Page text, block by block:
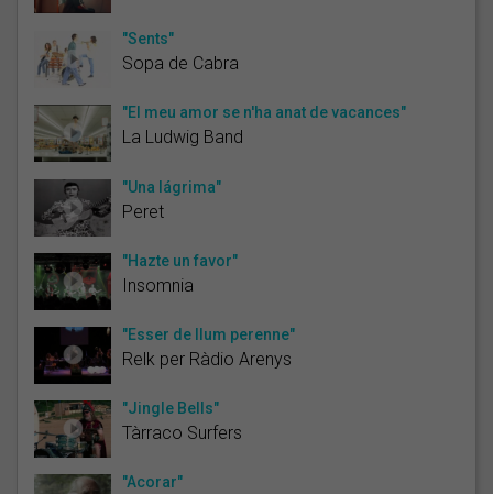
"Sents"
Sopa de Cabra
"El meu amor se n'ha anat de vacances"
La Ludwig Band
"Una lágrima"
Peret
"Hazte un favor"
Insomnia
"Esser de llum perenne"
Relk per Ràdio Arenys
"Jingle Bells"
Tàrraco Surfers
"Acorar"